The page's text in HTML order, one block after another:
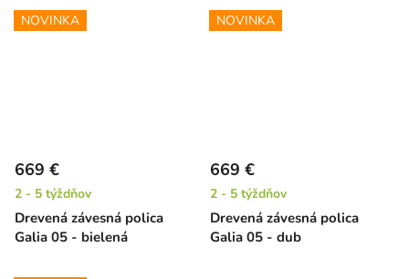
NOVINKA
Drevená závesná polica
Galia 05 - bielená
669 €
2 - 5 týždňov
NOVINKA
Drevená závesná polica
Galia 05 - dub
669 €
2 - 5 týždňov